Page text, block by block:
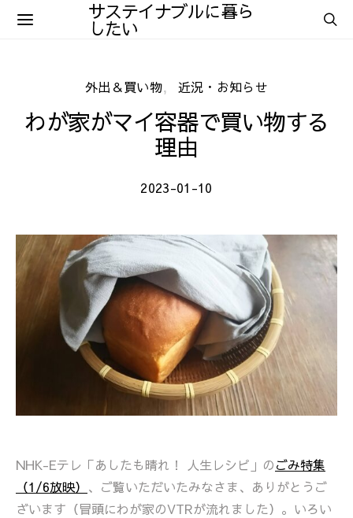
サステイナブルに暮ら
したい
外出＆買い物 近況・お知らせ
わが家がマイ容器で買い物する
理由
2023-01-10
NHK-Eテレ「あしたも晴れ！ 人生レシピ」のごみ特集
（1/6放映） 、ご覧いただいたみなさま、ありがとうご
ざいます（冒頭にわが家のVTRが流れました）。いろい